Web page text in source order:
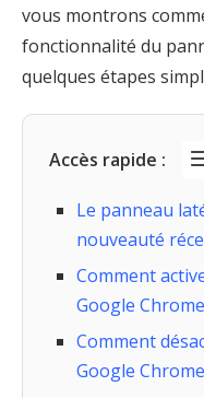
vous montrons
fonctionnalité du
quelques étapes
Accès rapide :
Le panneau
nouveauté
Comment
Google Chrome
Comment
Google Chrome